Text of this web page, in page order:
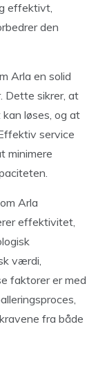
effektivt,
den
Arla en solid
Dette sikrer, at
løses, og at
service
minimere
Arla
effektivitet,
værdi,
faktorer er med
fra både